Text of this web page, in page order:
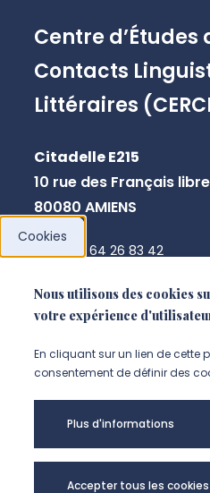
Centre d’Études
Contacts
Littéraires
Citadelle E215
10 rue des Français
80080 AMIENS
+33 3 64 26 83 42
NOUS CONTACTER
Cookies
Nous utilisons des cookies
votre expérience
En cliquant sur un lien de cette
consentement de définir des
Plus d'informations
Accepter tous les cookies